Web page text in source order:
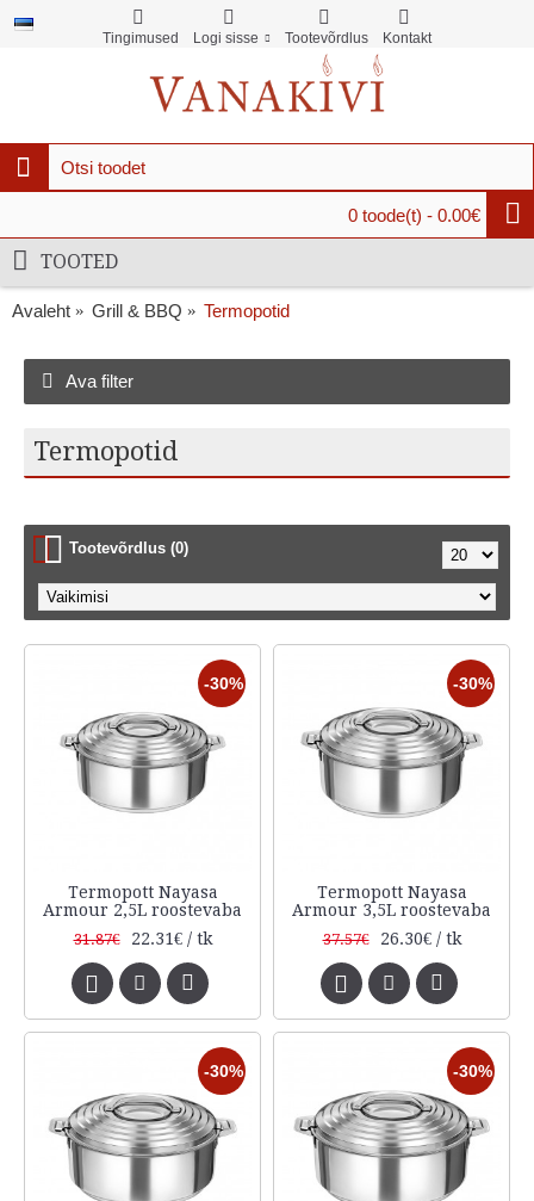
Tingimused Logi sisse Tootevõrdlus Kontakt
0 toode(t) - 0.00€
TOOTED
Avaleht Grill & BBQ Termopotid
Ava filter
Termopotid
Tootevõrdlus (0)
-30%
Termopott Nayasa
Armour 2,5L roostevaba
31.87€ 22.31€ / tk
-30%
Termopott Nayasa
Armour 3,5L roostevaba
37.57€ 26.30€ / tk
-30% -30%